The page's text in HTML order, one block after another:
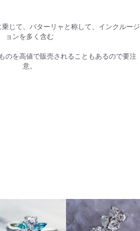
じて、バターリャと称して、インクルージ
ョンを多く含む
のを高値で販売されることもあるので要注
意。